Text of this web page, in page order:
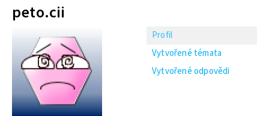
peto.cii
Profil
Vytvořené témata
Vytvořené odpovědi